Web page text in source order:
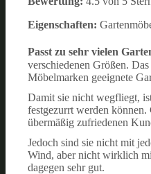
Eigenschaften:
Passt zu sehr vielen
verschiedenen Größen.
Möbelmarken geeignete
Damit sie nicht wegfliegt,
festgezurrt werden
übermäßig zufriedenen
Jedoch sind sie nicht mit
Wind, aber nicht wirklich
dagegen sehr gut.